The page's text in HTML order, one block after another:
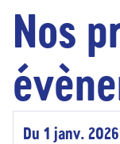
Nos
Du 1 janv.